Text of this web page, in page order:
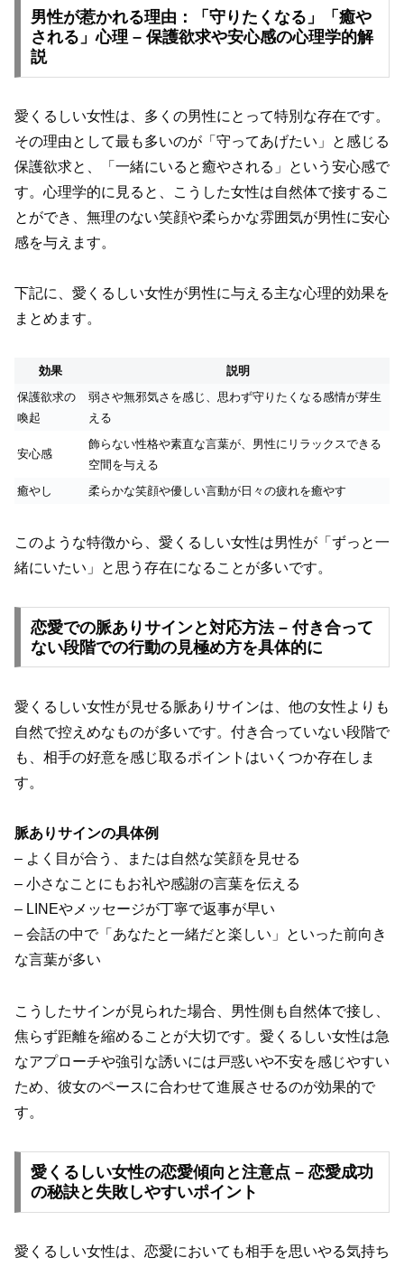
男性が惹かれる理由：「守りたくなる」「癒や
される」心理 – 保護欲求や安心感の心理学的解
説
愛くるしい女性は、多くの男性にとって特別な存在です。
その理由として最も多いのが「守ってあげたい」と感じる
保護欲求と、「一緒にいると癒やされる」という安心感で
す。心理学的に見ると、こうした女性は自然体で接するこ
とができ、無理のない笑顔や柔らかな雰囲気が男性に安心
感を与えます。
下記に、愛くるしい女性が男性に与える主な心理的効果を
まとめます。
効果
説明
保護欲求の
喚起
弱さや無邪気さを感じ、思わず守りたくなる感情が芽生
える
安心感
飾らない性格や素直な言葉が、男性にリラックスできる
空間を与える
癒やし
柔らかな笑顔や優しい言動が日々の疲れを癒やす
このような特徴から、愛くるしい女性は男性が「ずっと一
緒にいたい」と思う存在になることが多いです。
恋愛での脈ありサインと対応方法 – 付き合って
ない段階での行動の見極め方を具体的に
愛くるしい女性が見せる脈ありサインは、他の女性よりも
自然で控えめなものが多いです。付き合っていない段階で
も、相手の好意を感じ取るポイントはいくつか存在しま
す。
脈ありサインの具体例
– よく目が合う、または自然な笑顔を見せる
– 小さなことにもお礼や感謝の言葉を伝える
– LINEやメッセージが丁寧で返事が早い
– 会話の中で「あなたと一緒だと楽しい」といった前向き
な言葉が多い
こうしたサインが見られた場合、男性側も自然体で接し、
焦らず距離を縮めることが大切です。愛くるしい女性は急
なアプローチや強引な誘いには戸惑いや不安を感じやすい
ため、彼女のペースに合わせて進展させるのが効果的で
す。
愛くるしい女性の恋愛傾向と注意点 – 恋愛成功
の秘訣と失敗しやすいポイント
愛くるしい女性は、恋愛においても相手を思いやる気持ち